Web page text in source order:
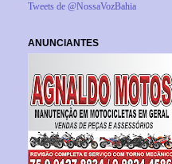
Tweets de @NossaVozBahia
ANUNCIANTES